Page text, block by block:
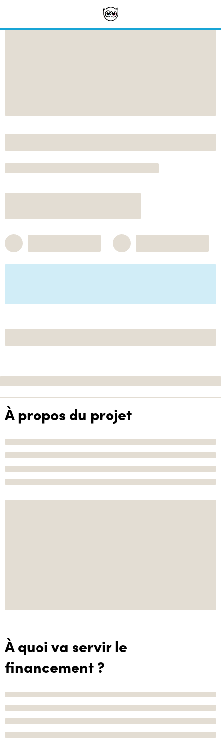
À propos du projet
À quoi va servir le
financement ?